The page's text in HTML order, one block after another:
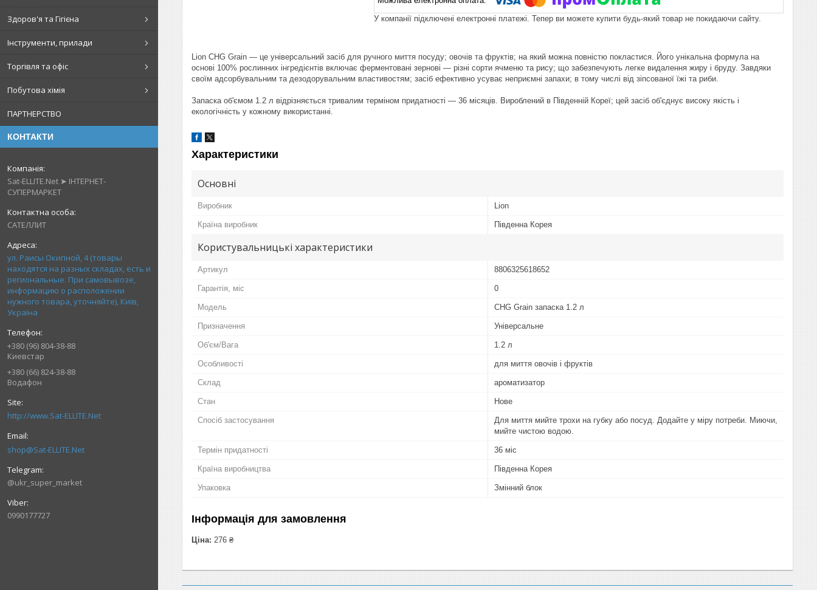
Здоров'я та Гігієна
Інструменти, прилади
Торгівля та офіс
Побутова хімія
ПАРТНЕРСТВО
КОНТАКТИ
Sat-ELLITE.Net ➤ ІНТЕРНЕТ-
СУПЕРМАРКЕТ
САТЕЛЛИТ
ул. Раисы Окипной, 4 (товары
находятся на разных складах, есть и
региональные. При самовывозе,
информацию о расположении
нужного товара, уточняйте), Київ,
Україна
+380 (96) 804-38-88
Киевстар
+380 (66) 824-38-88
Водафон
http://www.Sat-ELLITE.Net
shop@Sat-ELLITE.Net
@ukr_super_market
0990177727
У компанії підключені електронні платежі. Тепер ви можете купити будь-який товар не покидаючи сайту.
Lion CHG Grain — це універсальний засіб для ручного миття посуду; овочів та фруктів; на який можна повністю покластися. Його унікальна формула на
основі 100% рослинних інгредієнтів включає ферментовані зернові — різні сорти ячменю та рису; що забезпечують легке видалення жиру і бруду. Завдяки
своїм адсорбувальним та дезодорувальним властивостям; засіб ефективно усуває неприємні запахи; в тому числі від зіпсованої їжі та риби.
Запаска об'ємом 1.2 л відрізняється тривалим терміном придатності — 36 місяців. Вироблений в Південній Кореї; цей засіб об'єднує високу якість і
екологічність у кожному використанні.
Характеристики
Основні
Виробник Lion
Країна виробник Південна Корея
Користувальницькі характеристики
Артикул 8806325618652
Гарантія, міс 0
Мoдель CHG Grain запаска 1.2 л
Призначення Універсальне
Об'єм/Вага 1.2 л
Особливості для миття овочів і фруктів
Склад ароматизатор
Стан Нове
Спосіб застосування
Для миття мийте трохи на губку або посуд. Додайте у міру потреби. Миючи,
мийте чистою водою.
Термін придатності 36 міс
Країна виробництва Південна Корея
Упаковка Змінний блок
Інформація для замовлення
Ціна: 276 ₴